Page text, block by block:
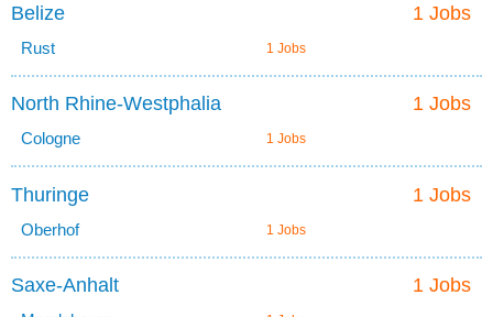
1 Jobs
Belize
Rust 1 Jobs
1 Jobs
North Rhine-Westphalia
Cologne 1 Jobs
1 Jobs
Thuringe
Oberhof 1 Jobs
1 Jobs
Saxe-Anhalt